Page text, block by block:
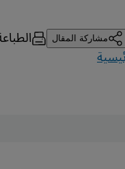
مشاركة المقال